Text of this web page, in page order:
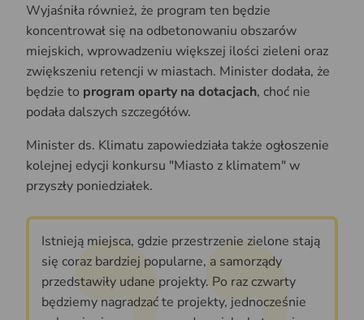
Wyjaśniła również, że program ten będzie
koncentrował się na odbetonowaniu obszarów
miejskich, wprowadzeniu większej ilości zieleni oraz
zwiększeniu retencji w miastach. Minister dodała, że
będzie to program oparty na dotacjach, choć nie
podała dalszych szczegółów.
Minister ds. Klimatu zapowiedziała także ogłoszenie
kolejnej edycji konkursu "Miasto z klimatem" w
przyszły poniedziałek.
Istnieją miejsca, gdzie przestrzenie zielone stają
się coraz bardziej popularne, a samorządy
przedstawiły udane projekty. Po raz czwarty
będziemy nagradzać te projekty, jednocześnie